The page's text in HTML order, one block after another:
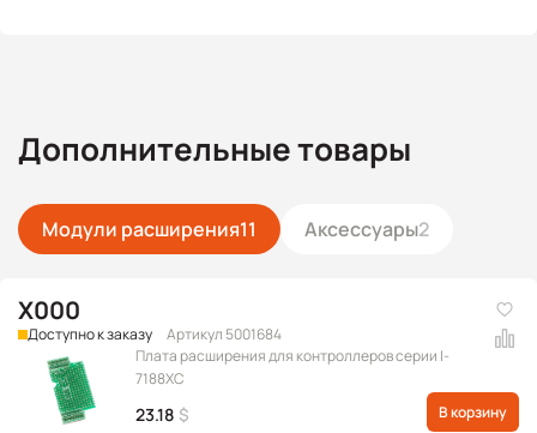
Дополнительные товары
Модули расширения11 Аксессуары2
X000
Доступно к заказу
Артикул 5001684
Плата расширения для контроллеров серии I-
7188XC
23.18 $ В корзину